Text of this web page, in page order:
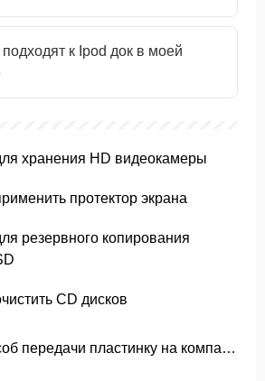
к Ipod док в моей
хранения HD видеокамеры
протектор экрана
резервного копирования
CD дисков
Лучший способ передачи пластинку на компакт-диск